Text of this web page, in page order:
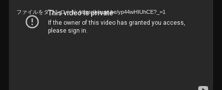
ファイルをダウンロード: https://youtu.be/yp44wHIUhCE?_=1